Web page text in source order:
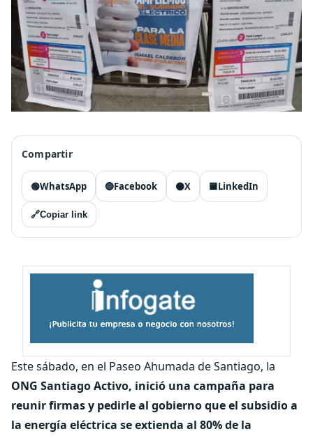
Compartir
🟢WhatsApp 🔵Facebook ⚫X 🟦LinkedIn
🔗Copiar link
Este sábado, en el Paseo Ahumada de Santiago, la
ONG Santiago Activo, inició una campaña para
reunir firmas y pedirle al gobierno que el subsidio a
la energía eléctrica se extienda al 80% de la